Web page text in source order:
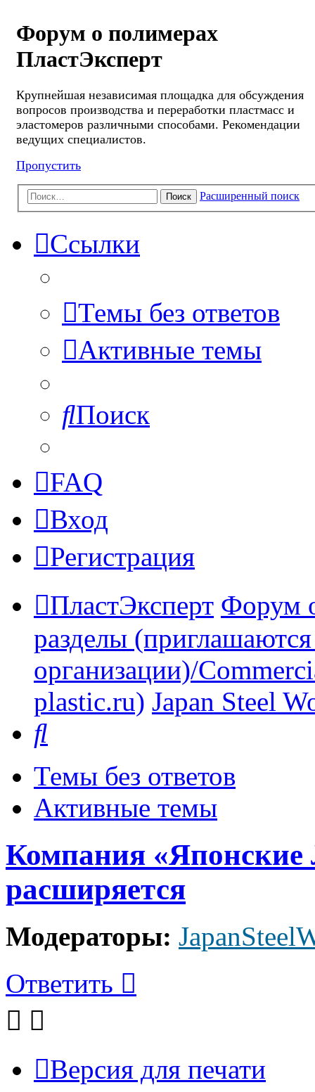
Форум о полимерах
ПластЭксперт
Крупнейшая независимая площадка для обсуждения
вопросов производства и переработки пластмасс и
эластомеров различными способами. Рекомендации
ведущих специалистов.
Пропустить
Поиск Расширенный поиск
Ссылки
Темы без ответов
Активные темы
Поиск
FAQ
Вход
Регистрация
ПластЭксперт Форум
разделы
организации)/
plastic.ru) Japan Steel
Темы без ответов
Активные темы
Компания
расширяется
Модераторы:
Ответить
Версия для печати